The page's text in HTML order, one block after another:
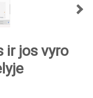
ir jos vyro